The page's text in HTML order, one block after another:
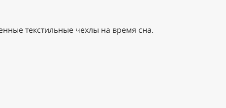
текстильные чехлы на время сна.